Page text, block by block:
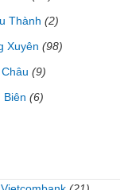
Thành (2)
Xuyên (98)
(9)
Biên (6)